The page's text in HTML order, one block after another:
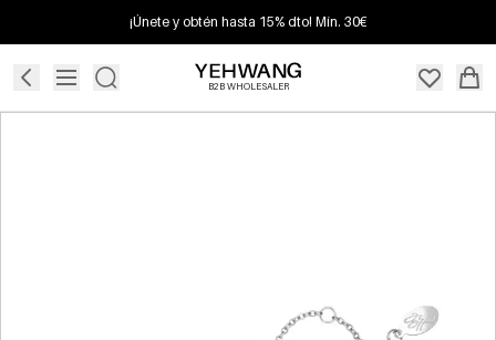
¡Únete y obtén hasta 15% dto! Mín. 30€
B2B WHOLESALER